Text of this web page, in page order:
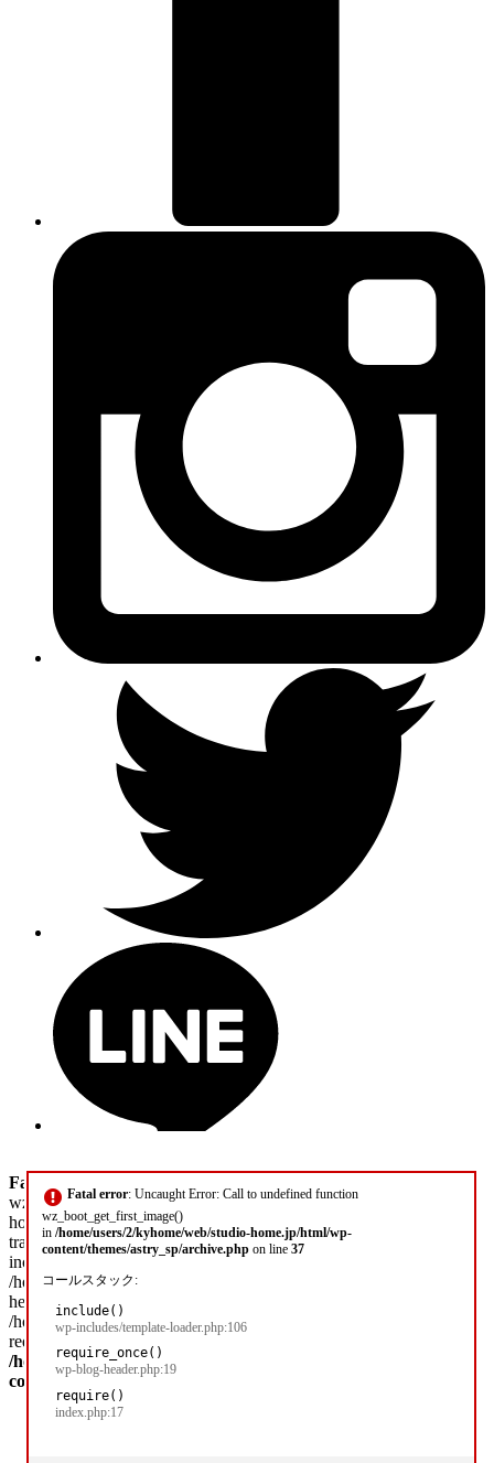
Fatal error: Uncaught Error: Call to undefined function
wz_boot_get_first_image()
in /home/users/2/kyhome/web/studio-home.jp/html/wp-
content/themes/astry_sp/archive.php on line 37
コールスタック:
include()
wp-includes/template-loader.php:106
require_once()
wp-blog-header.php:19
require()
index.php:17
Fatal error
wz_boot_get_first_image() in /home/users/2/kyhome/web/studio-
home.jp/html/wp-content/themes/astry_sp/archive.php:37 Stack
trace: #0 /home/users/2/kyhome/web/studio-home.jp/html/wp-
includes/template-loader.php(106): include() #1
/home/users/2/kyhome/web/studio-home.jp/html/wp-blog-
header.php(19): require_once('/home/users/2/k...') #2
/home/users/2/kyhome/web/studio-home.jp/html/index.php(17):
require('/home/users/2/k...') #3 {main} thrown in
/home/users/2/kyhome/web/studio-home.jp/html/wp-
content/themes/astry_sp/archive.php